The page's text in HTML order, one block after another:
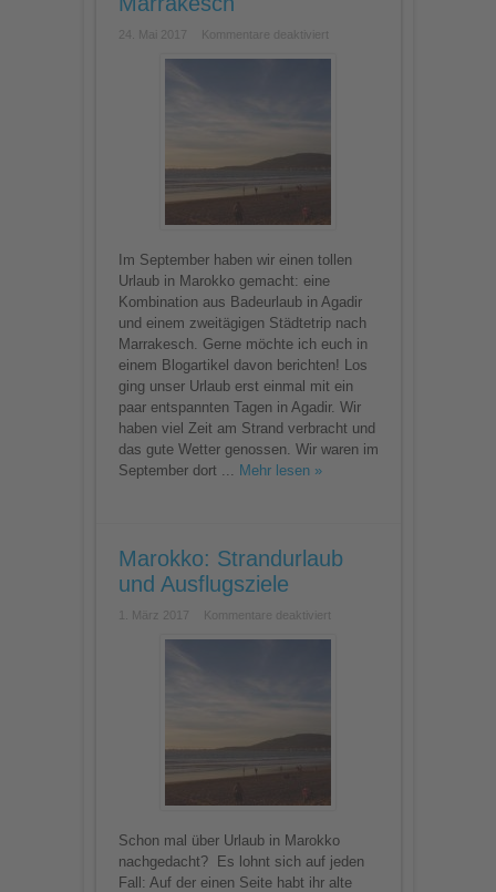
24. Mai 2017 Kommentare deaktiviertfür
Marokko
Ausflug
Im September haben wir einen tollen
Urlaub in Marokko gemacht: eine
Kombination aus Badeurlaub in Agadir
und einem zweitägigen Städtetrip nach
Marrakesch. Gerne möchte ich euch in
einem Blogartikel davon berichten! Los
ging unser Urlaub erst einmal mit ein
paar entspannten Tagen in Agadir. Wir
haben viel Zeit am Strand verbracht und
das gute Wetter genossen. Wir waren im
September dort ...
Mehr lesen »
Marokko: Strandurlaub
und Ausflugsziele
1. März 2017 Kommentare deaktiviertfür
Strandurlaub
Schon mal über Urlaub in Marokko
nachgedacht? Es lohnt sich auf jeden
Fall: Auf der einen Seite habt ihr alte